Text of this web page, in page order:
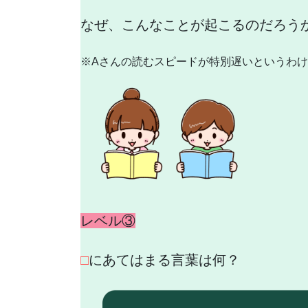
なぜ、こんなことが起こるのだろう
※Aさんの読むスピードが特別遅いというわけ
レベル③
□にあてはまる言葉は何？